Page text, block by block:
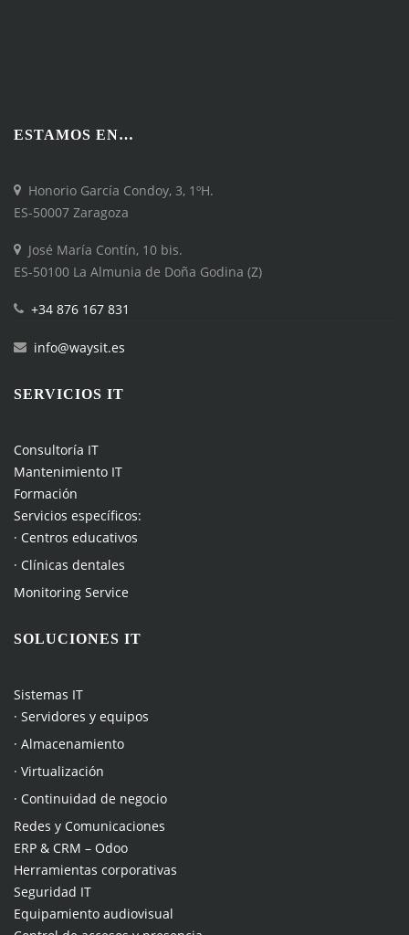
ESTAMOS EN…
Honorio García Condoy, 3, 1ºH.
ES-50007 Zaragoza
José María Contín, 10 bis.
ES-50100 La Almunia de Doña Godina (Z)
+34 876 167 831
info@waysit.es
SERVICIOS IT
Consultoría IT
Mantenimiento IT
Formación
Servicios específicos:
· Centros educativos
· Clínicas dentales
Monitoring Service
SOLUCIONES IT
Sistemas IT
· Servidores y equipos
· Almacenamiento
· Virtualización
· Continuidad de negocio
Redes y Comunicaciones
ERP & CRM – Odoo
Herramientas corporativas
Seguridad IT
Equipamiento audiovisual